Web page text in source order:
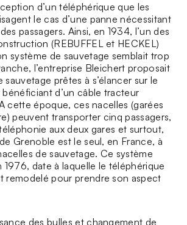
d’un téléphérique que les
le cas d’une panne nécessitant
passagers. Ainsi, en 1934, l’un des
(REBUFFEL et HECKEL)
système de sauvetage semblait trop
l’entreprise Bleichert proposait
sauvetage prêtes à s’élancer sur le
d’un câble tracteur
cette époque, ces nacelles (garées
peuvent transporter cinq passagers,
aux deux gares et surtout,
Grenoble est le seul, en France, à
de sauvetage. Ce système
1976, date à laquelle le téléphérique
remodelé pour prendre son aspect
des bulles et changement de